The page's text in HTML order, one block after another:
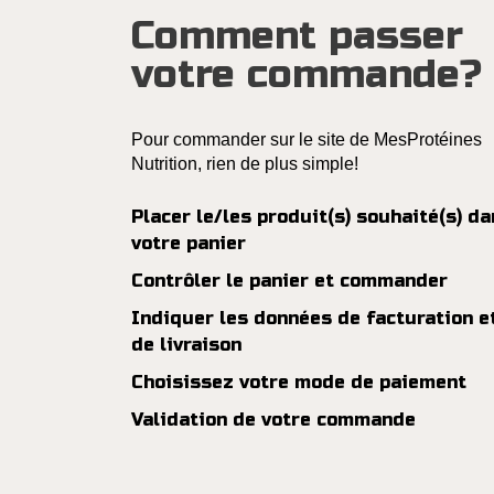
Comment passer
votre commande?
Pour commander sur le site de MesProtéines
Nutrition, rien de plus simple!
Placer le/les produit(s) souhaité(s)
votre panier
Contrôler le panier et commander
Indiquer les données de facturation
de livraison
Choisissez votre mode de paiement
Validation de votre commande